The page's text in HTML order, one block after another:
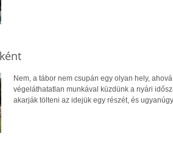
Nem, a tábor nem csupán egy olyan hely,
végeláthatatlan munkával küzdünk a nyári
akarják tölteni az idejük egy részét, és